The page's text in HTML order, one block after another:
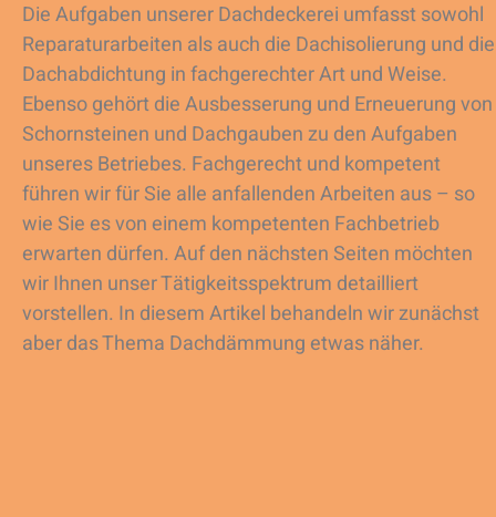
Die Aufgaben unserer Dachdeckerei umfasst sowohl
Reparaturarbeiten als auch die Dachisolierung und die
Dachabdichtung in fachgerechter Art und Weise.
Ebenso gehört die Ausbesserung und Erneuerung von
Schornsteinen und Dachgauben zu den Aufgaben
unseres Betriebes. Fachgerecht und kompetent
führen wir für Sie alle anfallenden Arbeiten aus – so
wie Sie es von einem kompetenten Fachbetrieb
erwarten dürfen. Auf den nächsten Seiten möchten
wir Ihnen unser Tätigkeitsspektrum detailliert
vorstellen. In diesem Artikel behandeln wir zunächst
aber das Thema Dachdämmung etwas näher.